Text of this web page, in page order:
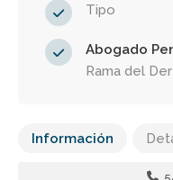
Tipo
Abogado
Rama del
Información